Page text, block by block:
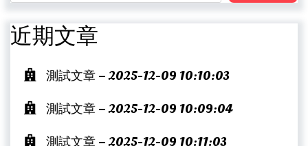
近期文章
測試文章 – 2025-12-09 10:10:03
測試文章 – 2025-12-09 10:09:04
測試文章 – 2025-12-09 10:11:03